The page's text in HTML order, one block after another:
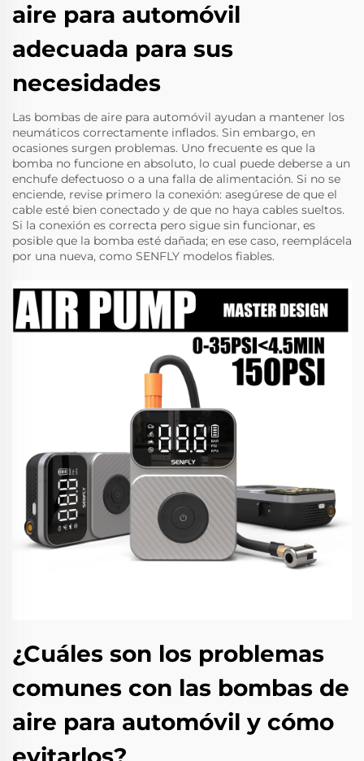
aire para automóvil
adecuada para sus
necesidades
Las bombas de aire para automóvil ayudan a mantener los
neumáticos correctamente inflados. Sin embargo, en
ocasiones surgen problemas. Uno frecuente es que la
bomba no funcione en absoluto, lo cual puede deberse a un
enchufe defectuoso o a una falla de alimentación. Si no se
enciende, revise primero la conexión: asegúrese de que el
cable esté bien conectado y de que no haya cables sueltos.
Si la conexión es correcta pero sigue sin funcionar, es
posible que la bomba esté dañada; en ese caso, reemplácela
por una nueva, como SENFLY modelos fiables.
¿Cuáles son los problemas
comunes con las bombas de
aire para automóvil y cómo